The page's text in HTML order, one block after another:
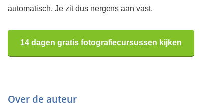
automatisch. Je zit dus nergens aan vast.
14 dagen gratis fotografiecursussen kijken
Over de auteur